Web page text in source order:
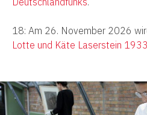
18: Am 26. November 2026
Lotte und Käte Laserstein